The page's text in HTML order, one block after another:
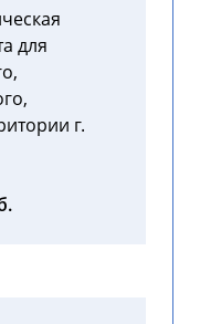
для
г.